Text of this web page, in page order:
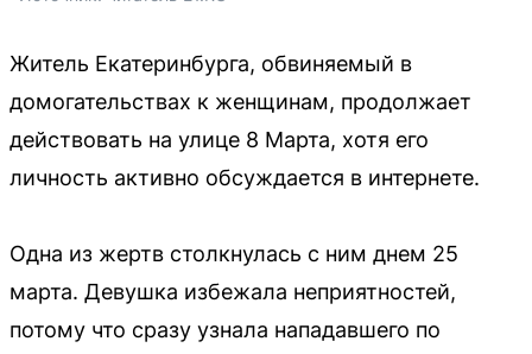
Житель Екатеринбурга, обвиняемый в
домогательствах к женщинам, продолжает
действовать на улице 8 Марта, хотя его
личность активно обсуждается в интернете.
Одна из жертв столкнулась с ним днем 25
марта. Девушка избежала неприятностей,
потому что сразу узнала нападавшего по